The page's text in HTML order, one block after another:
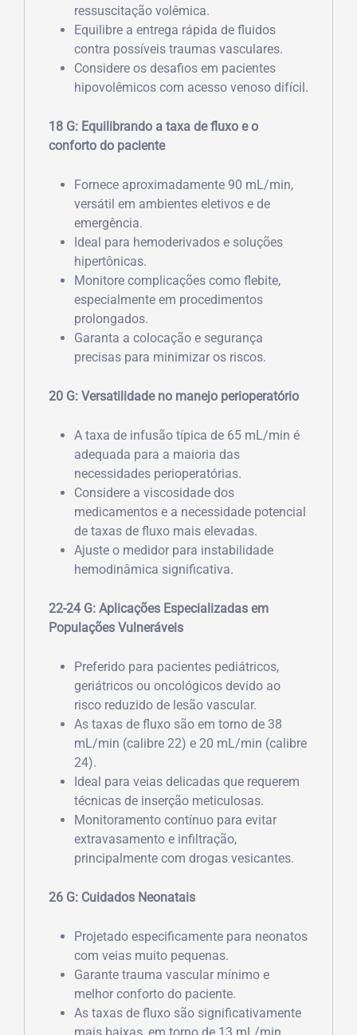
ressuscitação volêmica.
Equilibre a entrega rápida de fluidos
contra possíveis traumas vasculares.
Considere os desafios em pacientes
hipovolêmicos com acesso venoso difícil.
18 G: Equilibrando a taxa de fluxo e o
conforto do paciente
Fornece aproximadamente 90 mL/min,
versátil em ambientes eletivos e de
emergência.
Ideal para hemoderivados e soluções
hipertônicas.
Monitore complicações como flebite,
especialmente em procedimentos
prolongados.
Garanta a colocação e segurança
precisas para minimizar os riscos.
20 G: Versatilidade no manejo perioperatório
A taxa de infusão típica de 65 mL/min é
adequada para a maioria das
necessidades perioperatórias.
Considere a viscosidade dos
medicamentos e a necessidade potencial
de taxas de fluxo mais elevadas.
Ajuste o medidor para instabilidade
hemodinâmica significativa.
22-24 G: Aplicações Especializadas em
Populações Vulneráveis
Preferido para pacientes pediátricos,
geriátricos ou oncológicos devido ao
risco reduzido de lesão vascular.
As taxas de fluxo são em torno de 38
mL/min (calibre 22) e 20 mL/min (calibre
24).
Ideal para veias delicadas que requerem
técnicas de inserção meticulosas.
Monitoramento contínuo para evitar
extravasamento e infiltração,
principalmente com drogas vesicantes.
26 G: Cuidados Neonatais
Projetado especificamente para neonatos
com veias muito pequenas.
Garante trauma vascular mínimo e
melhor conforto do paciente.
As taxas de fluxo são significativamente